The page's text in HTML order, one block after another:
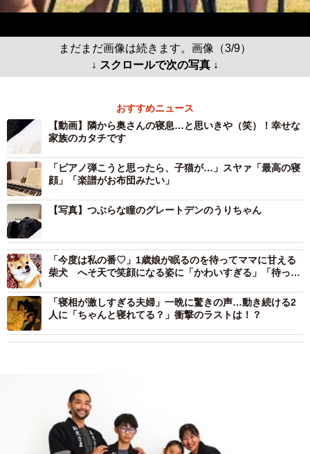
まだまだ画像は続きます。画像（3/9）
↓ スクロールで次の写真 ↓
おすすめニュース
【動画】隣から奥さんの寝息…と思いきや（笑）！幸せな
家族のカタチです
「ピアノ弾こうと思ったら、子猫が…」スヤァ「最高の寝
顔」「楽譜がお布団みたい」
【写真】つぶらな瞳のグレートデンのうりちゃん
「今度は私の番♡」1歳娘が眠るのを待ってママに甘える
柴犬 へそ天で笑顔になる姿に「かわいすぎる」「待って
「寝相が激しすぎる夫婦」一晩に驚きの声…動き続ける2
人に「ちゃんと寝れてる？」衝撃のラストは！？